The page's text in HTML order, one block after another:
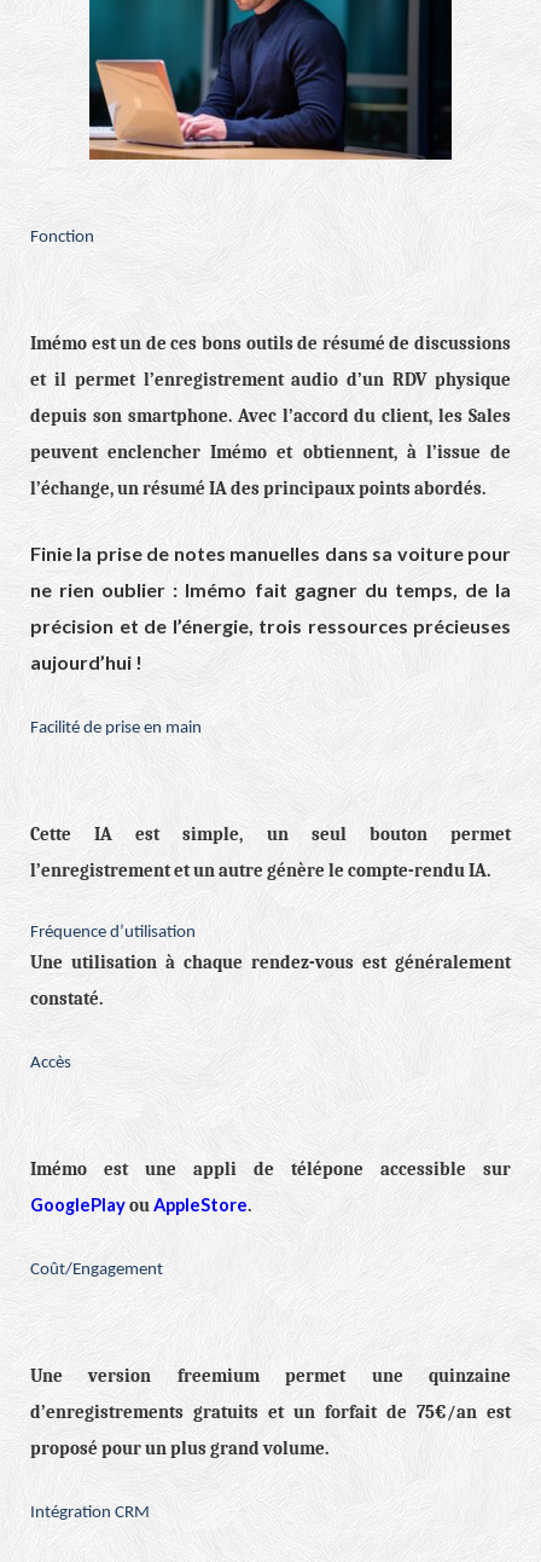
Fonction
Imémo est un de ces bons outils de résumé de discussions
et il permet l’enregistrement audio d’un RDV physique
depuis son smartphone. Avec l’accord du client, les Sales
peuvent enclencher Imémo et obtiennent, à l’issue de
l’échange, un résumé IA des principaux points abordés.
Finie la prise de notes manuelles dans sa voiture pour
ne rien oublier : Imémo fait gagner du temps, de la
précision et de l’énergie, trois ressources précieuses
aujourd’hui !
Facilité de prise en main
Cette IA est simple, un seul bouton permet
l’enregistrement et un autre génère le compte-rendu IA.
Fréquence d’utilisation
Une utilisation à chaque rendez-vous est généralement
constaté.
Accès
Imémo est une appli de télépone accessible sur
GooglePlayouAppleStore.
Coût/Engagement
Une version freemium permet une quinzaine
d’enregistrements gratuits et un forfait de 75€/an est
proposé pour un plus grand volume.
Intégration CRM